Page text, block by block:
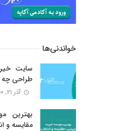
خواندنی‌ها
سایت
طراحی چه
آذر ۲۱, ۱۴۰۰
بهترین
مقایسه و